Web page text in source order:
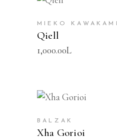
MIEKO KAWAKAMI
Qiell
1,000.00L
BALZAK
Xha Gorioi